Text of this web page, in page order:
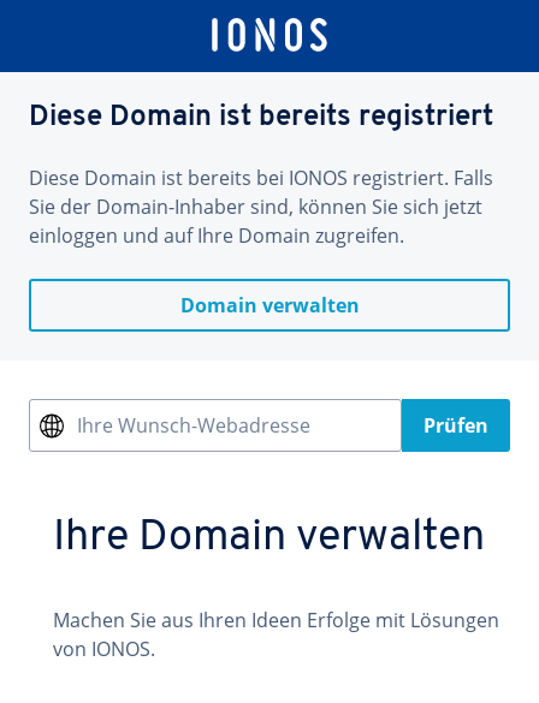
Diese Domain ist bereits registriert
Diese Domain ist bereits bei IONOS registriert. Falls
Sie der Domain-Inhaber sind, können Sie sich jetzt
einloggen und auf Ihre Domain zugreifen.
Domain verwalten
Ihre Wunsch-Webadresse Prüfen
Ihre Domain verwalten
Machen Sie aus Ihren Ideen Erfolge mit Lösungen
von IONOS.